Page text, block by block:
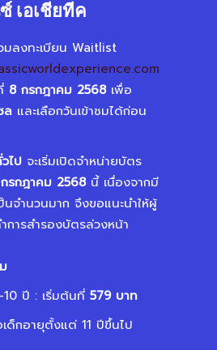
เอเชียทีค
ลงทะเบียน Waitlist
8 กรกฎาคม 2568เพื่อ
ล และเลือกวันเข้าชมได้ก่อน
ไป จะเริ่มเปิดจำหน่ายบัตร
กรกฎาคม 2568นี้ เนื่องจากมี
นจำนวนมาก จึงขอแนะนำให้ผู้
การสำรองบัตรล่วงหน้า
10 ปี : เริ่มต้นที่579 บาท
ด็กอายุตั้งแต่ 11 ปีขึ้นไป